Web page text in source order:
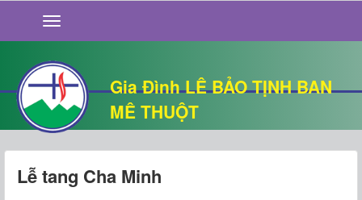
Gia Đình LÊ BẢO TỊNH BAN
MÊ THUỘT
GIỚI THIỆU
TIN TỨC
SỐNG ĐẠO
CHUYỆN NHÀ
QUÁN VĂN
THƯ GIÃN
Lễ tang Cha Minh